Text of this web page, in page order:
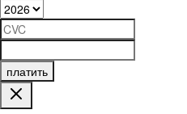
платить